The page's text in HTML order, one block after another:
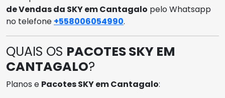
de Vendas da SKY em Cantagalo pelo Whatsapp
no telefone +558006054990.
QUAIS OS PACOTES SKY EM
CANTAGALO?
Planos e Pacotes SKY em Cantagalo: